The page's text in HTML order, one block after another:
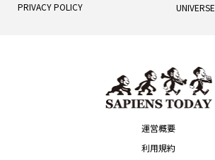
PRIVACY POLICY
UNIVERSE
運営概要
利用規約